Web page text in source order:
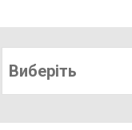
Виберіть